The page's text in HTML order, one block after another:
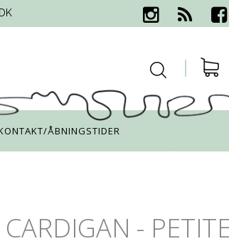
ÅBNINGSTIDER
-